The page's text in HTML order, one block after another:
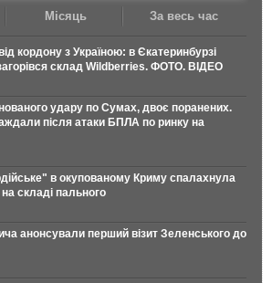
Місяць За весь час
кордону з Україною: в Єкатеринбурзі
склад Wildberries. ФОТО. ВІДЕО
удару по Сумах, двоє поранених.
після атаки БПЛА по ринку на
в окупованому Криму спалахнула
складі пального
анонсували перший візит Зеленського до